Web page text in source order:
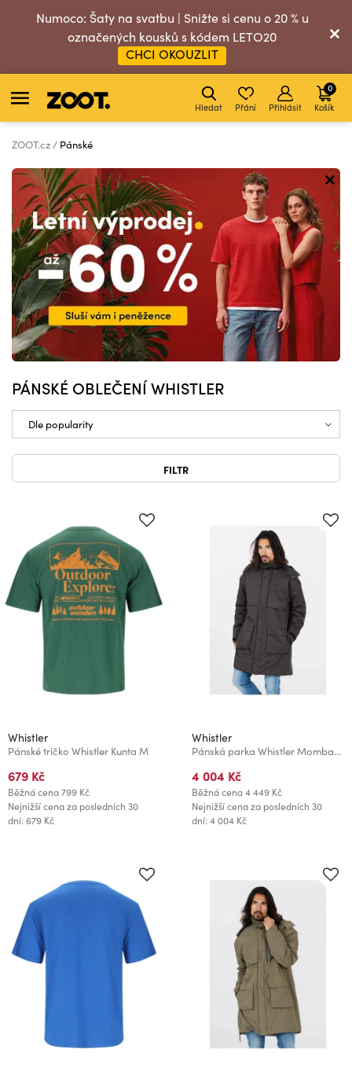
Numoco: Šaty na svatbu | Snižte si cenu o 20 % u
označených kousků s kódem LETO20
CHCI OKOUZLIT
Hledat Přání Přihlásit Košík
0
ZOOT.cz Pánské
PÁNSKÉ OBLEČENÍ WHISTLER
FILTR
Whistler
Pánské tričko Whistler Kunta M
679 Kč
Běžná cena799 Kč
Nejnižší cena za posledních 30
dní: 679 Kč
Whistler
Pánská parka Whistler Mombay M
4 004 Kč
Běžná cena4 449 Kč
Nejnižší cena za posledních 30
dní: 4 004 Kč